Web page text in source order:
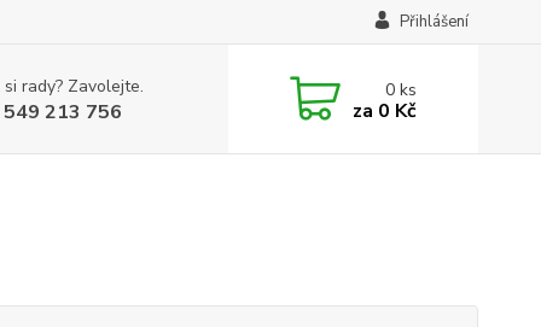
Přihlášení
rady? Zavolejte.
213 756
0ks
za 0 Kč